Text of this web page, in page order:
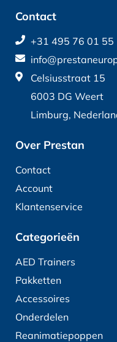
Contact
+31 495 76 01 55
Celsiusstraat 15
6003 DG Weert
Limburg,
Over Prestan
Contact
Account
Klantenservice
Categorieën
AED Trainers
Pakketten
Accessoires
Onderdelen
Reanimatiepoppen